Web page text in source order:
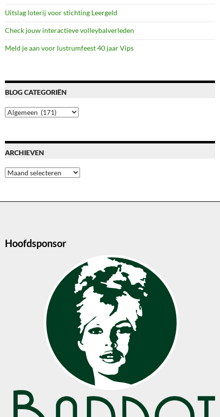
Uitslag loterij voor stichting Leergeld
Check jouw interactieve volleybalverleden
Meld je aan voor lustrumfeest 40 jaar Vips
BLOG CATEGORIËN
Blog
categoriën
ARCHIEVEN
Archieven
Hoofdsponsor